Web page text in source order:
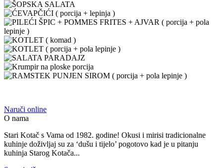
Naruči online
O nama
Stari Kotač s Vama od 1982. godine! Okusi i mirisi tradicionalne
kuhinje doživljaj su za ‘dušu i tijelo’ pogotovo kad je u pitanju
kuhinja Starog Kotača...